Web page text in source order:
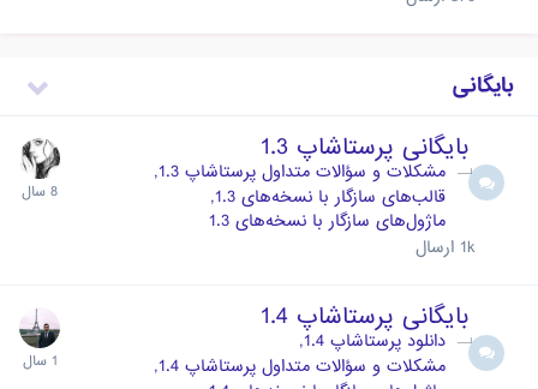
بایگانی
بایگانی پرستاشاپ 1.3
مشکلات و سؤالات متداول پرستاشاپ 1.3
قالب‌های سازگار با نسخه‌های 1.3
ماژول‌های سازگار با نسخه‌های 1.3
1k ارسال
بایگانی پرستاشاپ 1.4
دانلود پرستاشاپ 1.4
مشکلات و سؤالات متداول پرستاشاپ 1.4